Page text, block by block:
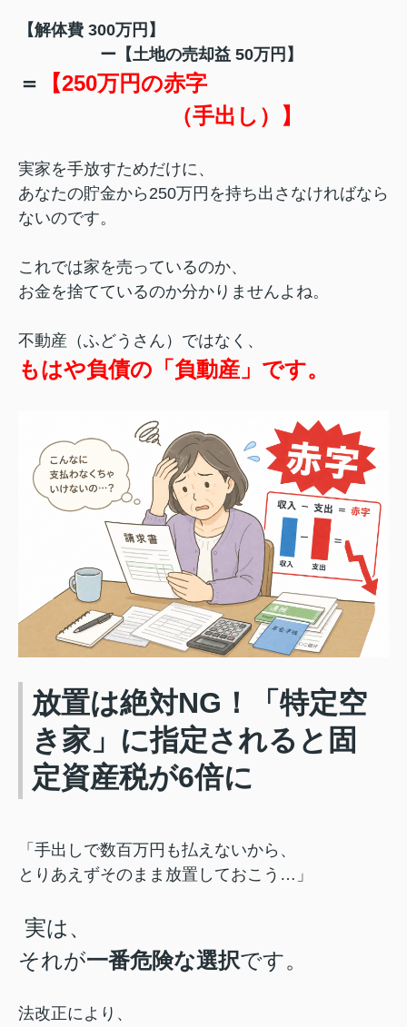
【解体費 300万円】
ー【土地の売却益 50万円】
＝
【250万円の赤字
（手出し）】
実家を手放すためだけに、
あなたの貯金から250万円を持ち出さなければなら
ないのです。
これでは家を売っているのか、
お金を捨てているのか分かりませんよね。
不動産（ふどうさん）ではなく、
もはや負債の「負動産」です。
放置は絶対NG！「特定空
き家」に指定されると固
定資産税が6倍に
「手出しで数百万円も払えないから、
とりあえずそのまま放置しておこう…」
実は、
それが一番危険な選択です。
法改正により、